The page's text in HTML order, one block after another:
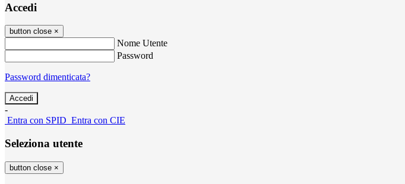
Accedi
button close ×
Nome Utente
Password
Password dimenticata?
-
Entra con SPID Entra con CIE
Seleziona utente
button close ×